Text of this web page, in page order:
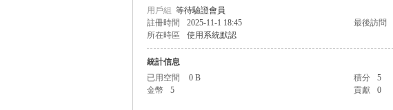
用戶組 等待驗證會員
註冊時間
2025-11-1 18:45 最後訪問
所在時區
使用系統默認
統計信息
已用空間
0 B 積分 5
金幣
5 貢獻 0